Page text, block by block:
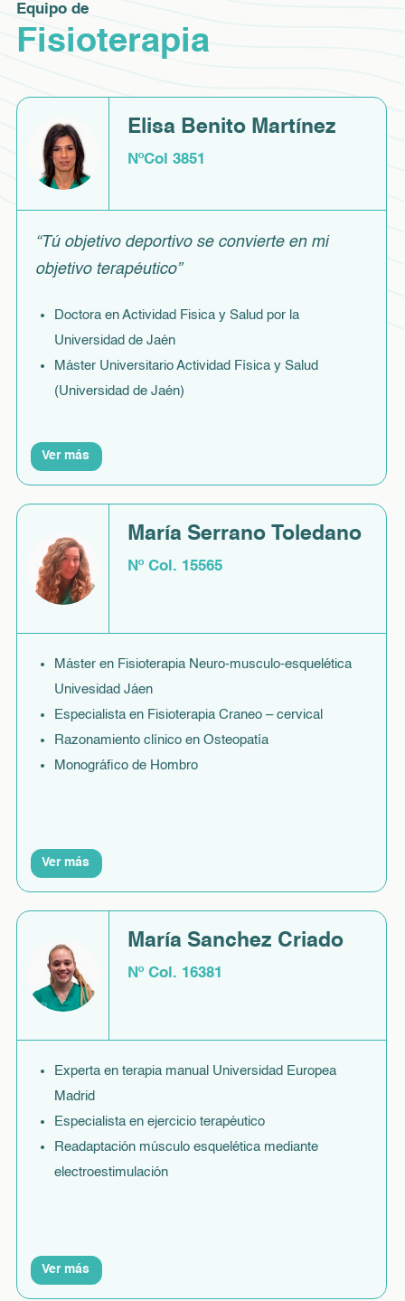
Equipo de
Fisioterapia
Elisa Benito Martínez
NºCol 3851
“Tú objetivo deportivo se convierte en mi
objetivo terapéutico”
Doctora en Actividad Fisica y Salud por la
Universidad de Jaén
Máster Universitario Actividad Física y Salud
(Universidad de Jaén)
Ver más
María Serrano Toledano
Nº Col. 15565
Máster en Fisioterapia Neuro-musculo-esquelética
Univesidad Jáen
Especialista en Fisioterapia Craneo – cervical
Razonamiento clínico en Osteopatía
Monográfico de Hombro
Ver más
María Sanchez Criado
Nº Col. 16381
Experta en terapia manual Universidad Europea
Madrid
Especialista en ejercicio terapéutico
Readaptación músculo esquelética mediante
electroestimulación
Ver más